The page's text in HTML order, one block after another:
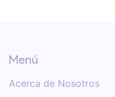
Menú
Acerca de Nosotros